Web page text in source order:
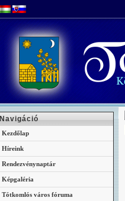
Navigáció
Kezdőlap
Híreink
Rendezvénynaptár
Képgaléria
Tótkomlós város fóruma